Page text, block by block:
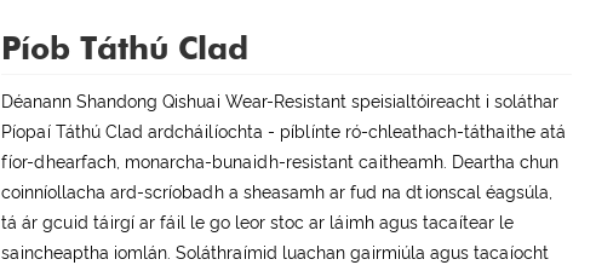
Píob Táthú Clad
Déanann Shandong Qishuai Wear-Resistant speisialtóireacht i soláthar
Píopaí Táthú Clad ardcháilíochta - píblínte ró-chleathach-táthaithe atá
fíor-dhearfach, monarcha-bunaidh-resistant caitheamh. Deartha chun
coinníollacha ard-scríobadh a sheasamh ar fud na dtionscal éagsúla,
tá ár gcuid táirgí ar fáil le go leor stoc ar láimh agus tacaítear le
saincheaptha iomlán. Soláthraímid luachan gairmiúla agus tacaíocht